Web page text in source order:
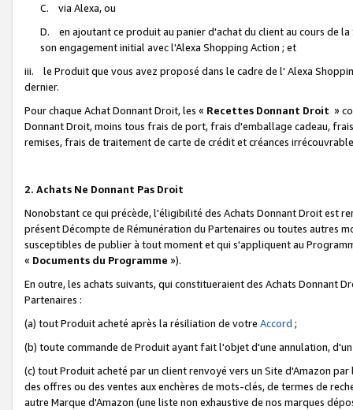
C. via Alexa, ou
D. en ajoutant ce produit au panier d'achat du client au cours de
son engagement initial avec l'Alexa Shopping Action ; et
iii. le Produit que vous avez proposé dans le cadre de l' Alexa
dernier.
Pour chaque Achat Donnant Droit, les « Recettes Donnant Droit »
Donnant Droit, moins tous frais de port, frais d'emballage cadeau,
remises, frais de traitement de carte de crédit et créances
2. Achats Ne Donnant Pas Droit
Nonobstant ce qui précède, l'éligibilité des Achats Donnant Droit est
présent Décompte de Rémunération du Partenaires ou toutes autres
susceptibles de publier à tout moment et qui s'appliquent au
« Documents du Programme »).
En outre, les achats suivants, qui constitueraient des Achats Donnant
Partenaires :
(a) tout Produit acheté après la résiliation de votre Accord ;
(b) toute commande de Produit ayant fait l'objet d'une annulation,
(c) tout Produit acheté par un client renvoyé vers un Site d'Amazon
des offres ou des ventes aux enchères de mots-clés, de termes de
autre Marque d'Amazon (une liste non exhaustive de nos marques